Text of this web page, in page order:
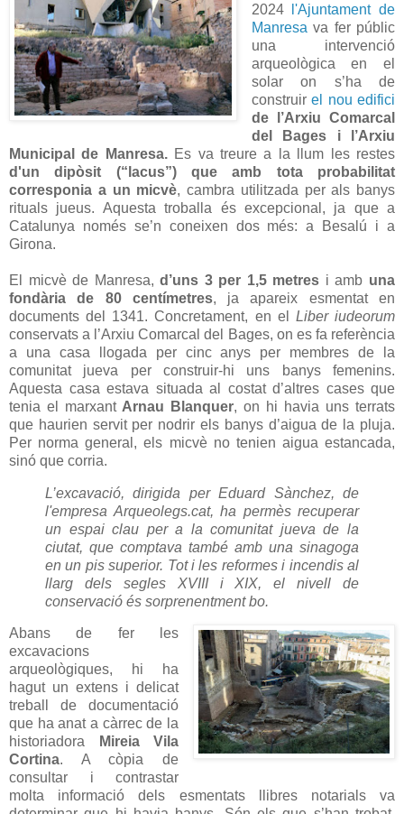
2024
l'Ajuntament de
Manresa va fer públic
una intervenció
arqueològica en el
solar on s’ha de
construirel nou edifici
de l’Arxiu Comarcal
del Bages i l’Arxiu
Municipal de Manresa.Es va treure a la llum les restes
d'un dipòsit (“lacus”) que amb tota probabilitat
corresponia a un micvè, cambra utilitzada per als banys
rituals jueus. Aquesta troballa és excepcional, ja que a
Catalunya només se’n coneixen dos més: a Besalú i a
Girona.
El micvè de Manresa,d’uns 3 per 1,5 metres i amb una
fondària de 80 centímetres, ja apareix esmentat en
documents del 1341. Concretament, en el Liber iudeorum
conservats a l’Arxiu Comarcal del Bages, on es fa referència
a una casa llogada per cinc anys per membres de la
comunitat jueva per construir-hi uns banys femenins.
Aquesta casa estava situada al costat d’altres cases que
tenia el marxantArnau Blanquer, on hi havia uns terrats
que haurien servit per nodrir els banys d’aigua de la pluja.
Per norma general, els micvè no tenien aigua estancada,
sinó que corria.
L’excavació, dirigida perEduard Sànchez, de
l'empresa Arqueolegs.cat, ha permès recuperar
un espai clau per a la comunitat jueva de la
ciutat, que comptava també amb una sinagoga
en un pis superior. Tot i les reformes i incendis al
llarg dels segles XVIII i XIX, elnivell de
conservació és sorprenentment bo.
Abans de fer les
excavacions
arqueològiques, hi ha
hagut un extens i delicat
treball de documentació
que ha anat a càrrec de la
historiadora Mireia Vila
Cortina. A còpia de
consultar i contrastar
molta informació dels esmentats llibres notarials va